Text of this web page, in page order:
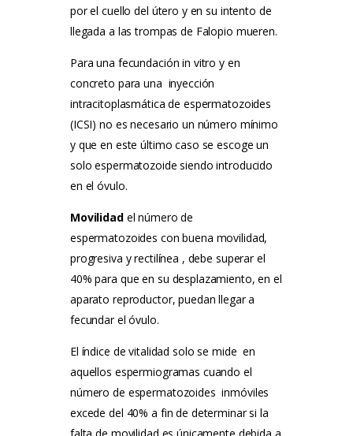
por el cuello del útero y en su intento de
llegada a las trompas de Falopio mueren.
Para una fecundación in vitro y en
concreto para una inyección
intracitoplasmática de espermatozoides
(ICSI) no es necesario un número mínimo
y que en este último caso se escoge un
solo espermatozoide siendo introducido
en el óvulo.
Movilidad el número de
espermatozoides con buena movilidad,
progresiva y rectilínea , debe superar el
40% para que en su desplazamiento, en el
aparato reproductor, puedan llegar a
fecundar el óvulo.
El índice de vitalidad solo se mide en
aquellos espermiogramas cuando el
número de espermatozoides inmóviles
excede del 40% a fin de determinar si la
falta de movilidad es únicamente debida a